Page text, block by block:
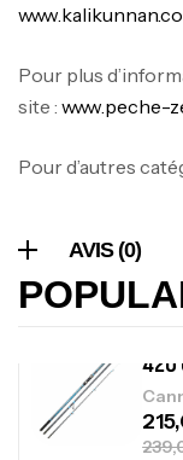
Pour plus
site : www.peche-
Pour d’autres
AVIS (0)
Foureau Kalli
Bagagerie ,
د.ت378,000
Accastillage
د.ت367,000
420